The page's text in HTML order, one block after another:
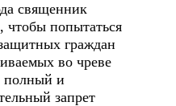
священник
попытаться
граждан
во чреве
полный и
запрет